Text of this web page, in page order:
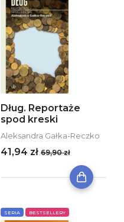
Dług. Reportaże
spod kreski
Aleksandra Gałka-Reczko
41,94 zł 69,90 zł
SERIA BESTSELLERY